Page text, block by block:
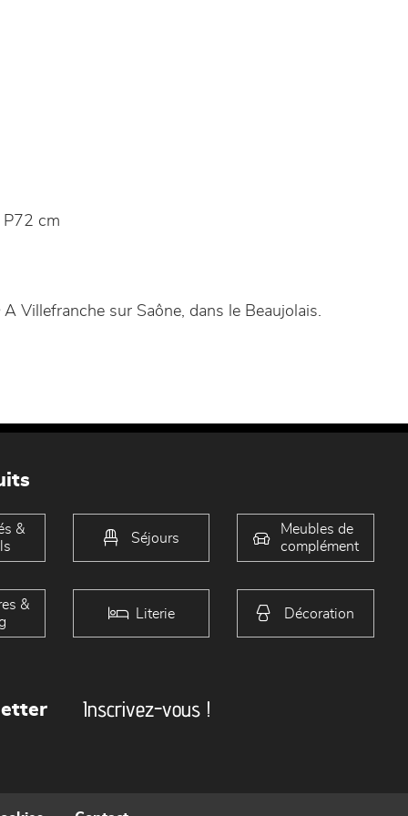
cm
A Villefranche sur Saône, dans le Beaujolais.
&
Séjours
Meubles de
complément
&
Literie Décoration
Inscrivez-vous !